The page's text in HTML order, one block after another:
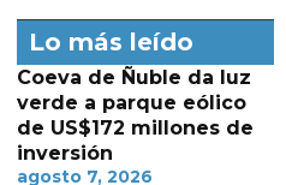
Lo más leído
Coeva de Ñuble da luz
verde a parque eólico
de US$172 millones de
inversión
agosto 7, 2026